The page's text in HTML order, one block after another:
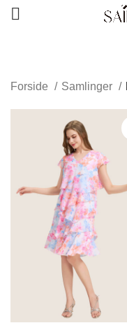
Forside Samlinger